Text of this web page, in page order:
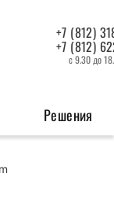
+7 (812)
+7 (812)
с 9.30 до
Решения